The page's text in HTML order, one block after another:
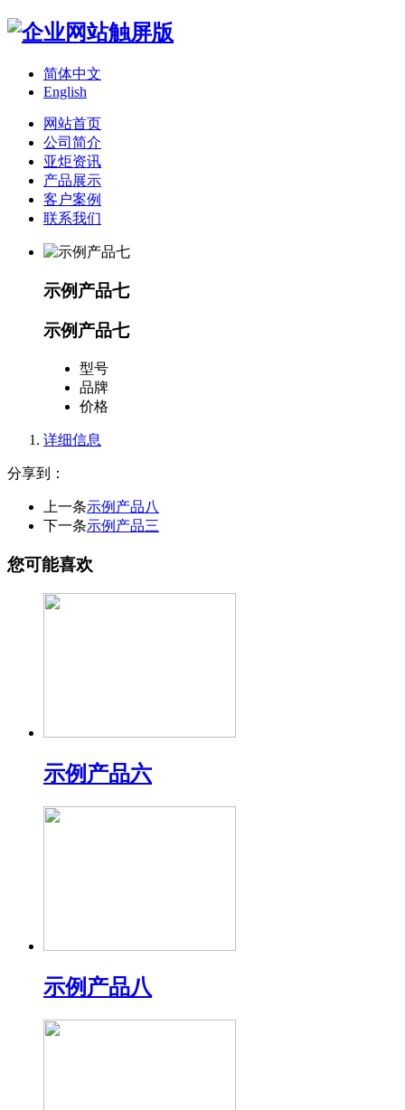
简体中文
English
网站首页
公司简介
亚炬资讯
产品展示
客户案例
联系我们
示例产品七
示例产品七
型号
品牌
价格
详细信息
分享到：
上一条示例产品八
下一条示例产品三
您可能喜欢
示例产品六
示例产品八